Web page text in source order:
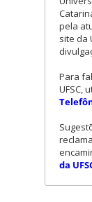
pela
site da
Para
UFSC,
da